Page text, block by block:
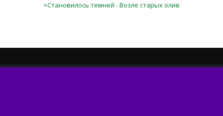
>Становилось темней - Возле старых олив